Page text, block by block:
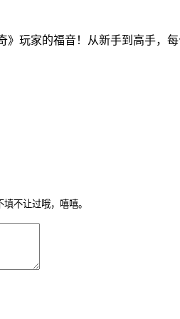
》玩家的福音！从新手到高手，
填不让过哦，嘻嘻。